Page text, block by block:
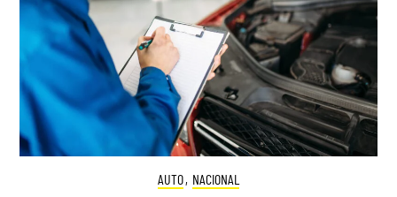
AUTO, NACIONAL